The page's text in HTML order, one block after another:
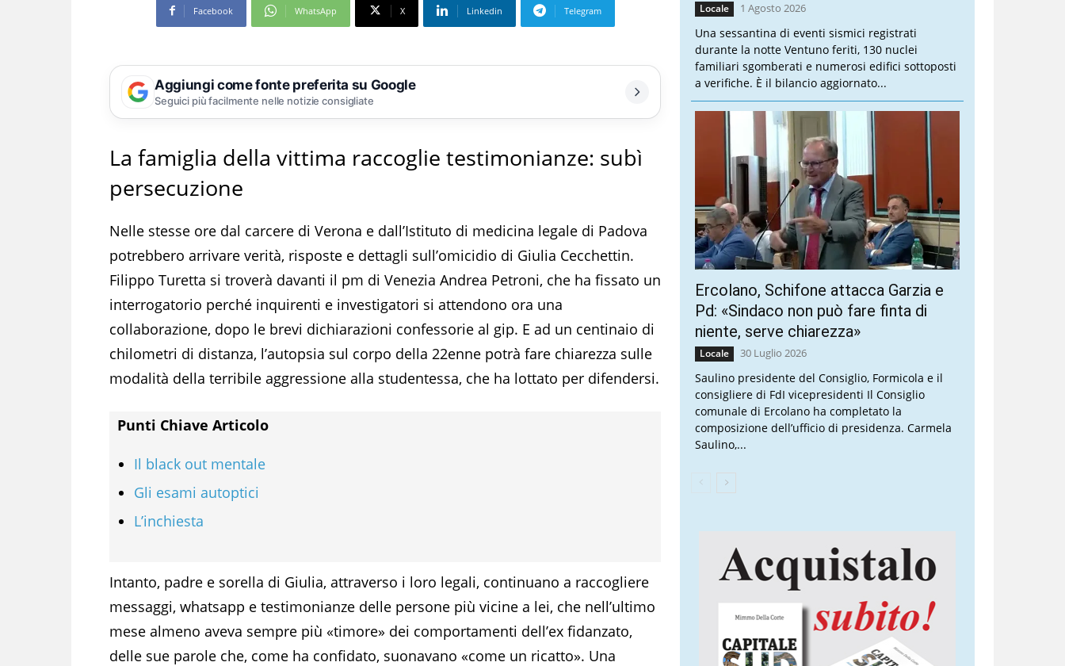
Facebook WhatsApp X Linkedin Telegram
Aggiungi come fonte preferita su Google
Seguici più facilmente nelle notizie consigliate
La famiglia della vittima raccoglie testimonianze: subì
persecuzione
Nelle stesse ore dal carcere di Verona e dall’Istituto di medicina legale di Padova
potrebbero arrivare verità, risposte e dettagli sull’omicidio di Giulia Cecchettin.
Filippo Turetta si troverà davanti il pm di Venezia Andrea Petroni, che ha fissato un
interrogatorio perché inquirenti e investigatori si attendono ora una
collaborazione, dopo le brevi dichiarazioni confessorie al gip. E ad un centinaio di
chilometri di distanza, l’autopsia sul corpo della 22enne potrà fare chiarezza sulle
modalità della terribile aggressione alla studentessa, che ha lottato per difendersi.
Punti Chiave Articolo
Il black out mentale
Gli esami autoptici
L’inchiesta
Intanto, padre e sorella di Giulia, attraverso i loro legali, continuano a raccogliere
messaggi, whatsapp e testimonianze delle persone più vicine a lei, che nell’ultimo
mese almeno aveva sempre più «timore» dei comportamenti dell’ex fidanzato,
delle sue parole che, come ha confidato, suonavano «come un ricatto». Una
Locale 1 Agosto 2026
Una sessantina di eventi sismici registrati
durante la notte Ventuno feriti, 130 nuclei
familiari sgomberati e numerosi edifici sottoposti
a verifiche. È il bilancio aggiornato...
Ercolano, Schifone attacca Garzia e
Pd: «Sindaco non può fare finta di
niente, serve chiarezza»
Locale 30 Luglio 2026
Saulino presidente del Consiglio, Formicola e il
consigliere di FdI vicepresidenti Il Consiglio
comunale di Ercolano ha completato la
composizione dell’ufficio di presidenza. Carmela
Saulino,...